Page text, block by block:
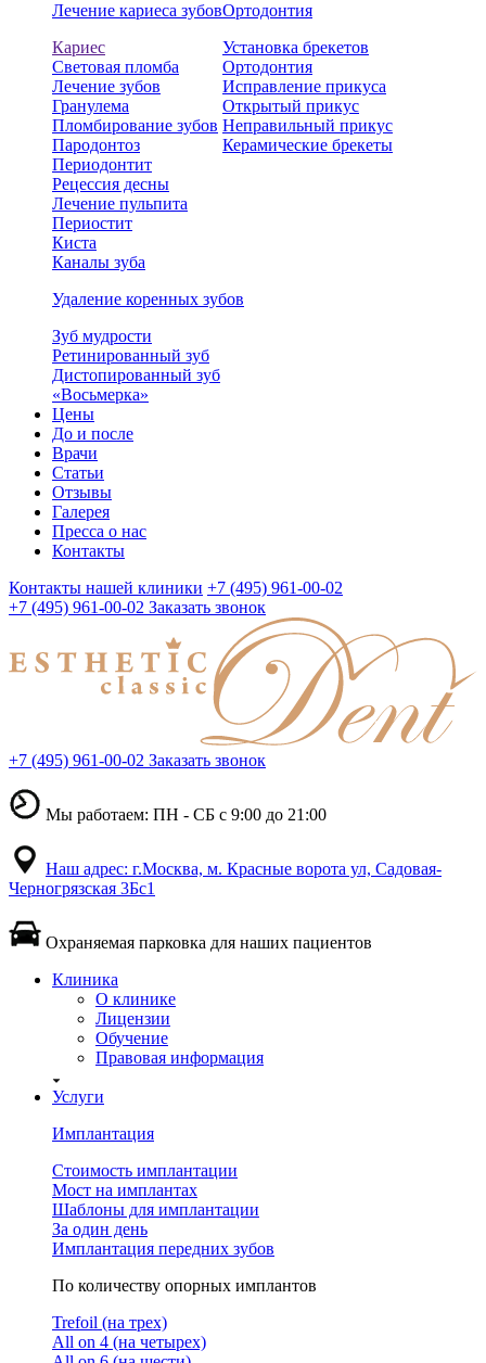
Лечение кариеса зубов
Кариес
Световая пломба
Лечение зубов
Гранулема
Пломбирование зубов
Пародонтоз
Периодонтит
Рецессия десны
Лечение пульпита
Периостит
Киста
Каналы зуба
Ортодонтия
Установка брекетов
Ортодонтия
Исправление прикуса
Открытый прикус
Неправильный прикус
Керамические брекеты
Удаление коренных зубов
Зуб мудрости
Ретинированный зуб
Дистопированный зуб
«Восьмерка»
Цены
До и после
Врачи
Статьи
Отзывы
Галерея
Пресса о нас
Контакты
Контакты нашей клиники +7 (495) 961-00-02
+7 (495) 961-00-02 Заказать звонок
+7 (495) 961-00-02 Заказать звонок
Мы работаем: ПН - СБ с 9:00 до 21:00
Наш адрес: г.Москва, м. Красные ворота ул, Садовая-
Черногрязская 3Бс1
Охраняемая парковка для наших пациентов
Клиника
О клинике
Лицензии
Обучение
Правовая информация
Услуги
Имплантация
Стоимость имплантации
Мост на имплантах
Шаблоны для имплантации
За один день
Имплантация передних зубов
По количеству опорных имплантов
Trefoil (на трех)
All on 4 (на четырех)